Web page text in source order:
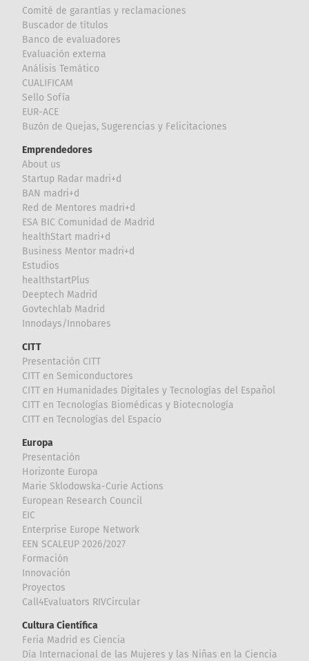
Comité de garantías y reclamaciones
Buscador de títulos
Banco de evaluadores
Evaluación externa
Análisis Temático
CUALIFICAM
Sello Sofía
EUR-ACE
Buzón de Quejas, Sugerencias y Felicitaciones
Emprendedores
About us
Startup Radar madri+d
BAN madri+d
Red de Mentores madri+d
ESA BIC Comunidad de Madrid
healthStart madri+d
Business Mentor madri+d
Estudios
healthstartPlus
Deeptech Madrid
Govtechlab Madrid
Innodays/Innobares
CITT
Presentación CITT
CITT en Semiconductores
CITT en Humanidades Digitales y Tecnologías del Español
CITT en Tecnologías Biomédicas y Biotecnología
CITT en Tecnologías del Espacio
Europa
Presentación
Horizonte Europa
Marie Sklodowska-Curie Actions
European Research Council
EIC
Enterprise Europe Network
EEN SCALEUP 2026/2027
Formación
Innovación
Proyectos
Call4Evaluators RIVCircular
Cultura Científica
Feria Madrid es Ciencia
Día Internacional de las Mujeres y las Niñas en la Ciencia